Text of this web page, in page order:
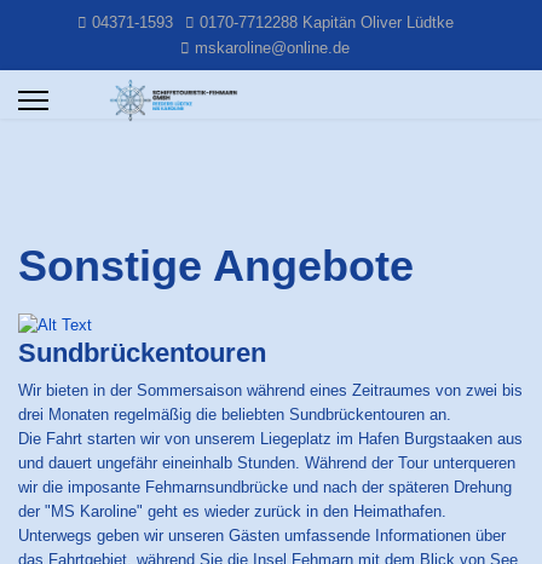
04371-1593
0170-7712288 Kapitän Oliver Lüdtke
mskaroline@online.de
Sonstige Angebote
Sundbrückentouren
Wir bieten in der Sommersaison während eines Zeitraumes von zwei bis
drei Monaten regelmäßig die beliebten Sundbrückentouren an.
Die Fahrt starten wir von unserem Liegeplatz im Hafen Burgstaaken aus
und dauert ungefähr eineinhalb Stunden. Während der Tour unterqueren
wir die imposante Fehmarnsundbrücke und nach der späteren Drehung
der "MS Karoline" geht es wieder zurück in den Heimathafen.
Unterwegs geben wir unseren Gästen umfassende Informationen über
das Fahrtgebiet, während Sie die Insel Fehmarn mit dem Blick von See